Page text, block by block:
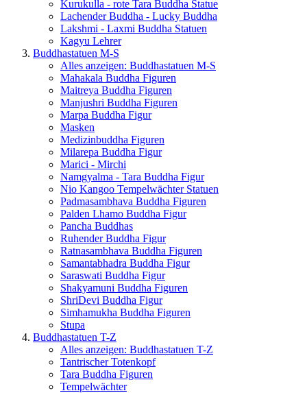
Kurukulla - rote Tara Buddha Statue
Lachender Buddha - Lucky Buddha
Lakshmi - Laxmi Buddha Statuen
Kagyu Lehrer
Buddhastatuen M-S
Alles anzeigen: Buddhastatuen M-S
Mahakala Buddha Figuren
Maitreya Buddha Figuren
Manjushri Buddha Figuren
Marpa Buddha Figur
Masken
Medizinbuddha Figuren
Milarepa Buddha Figur
Marici - Mirchi
Namgyalma - Tara Buddha Figur
Nio Kangoo Tempelwächter Statuen
Padmasambhava Buddha Figuren
Palden Lhamo Buddha Figur
Pancha Buddhas
Ruhender Buddha Figur
Ratnasambhava Buddha Figuren
Samantabhadra Buddha Figur
Saraswati Buddha Figur
Shakyamuni Buddha Figuren
ShriDevi Buddha Figur
Simhamukha Buddha Figuren
Stupa
Buddhastatuen T-Z
Alles anzeigen: Buddhastatuen T-Z
Tantrischer Totenkopf
Tara Buddha Figuren
Tempelwächter